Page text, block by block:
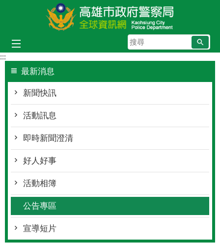
跳到主要內容區塊
搜
尋
:::
最新消息
新聞快訊
活動訊息
即時新聞澄清
好人好事
活動相簿
公告專區
宣導短片